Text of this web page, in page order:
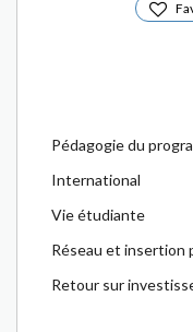
Pédagogie du
International
Vie étudiante
Réseau et insertion
Retour sur